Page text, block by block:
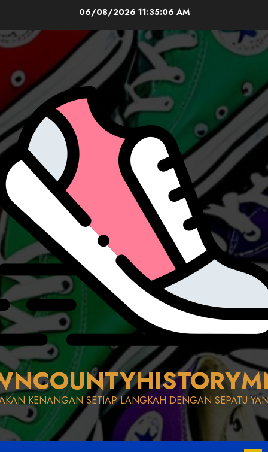
content
06/08/2026 11:35:08 AM
KENANGAN SETIAP LANGKAH DENGAN SEPATU